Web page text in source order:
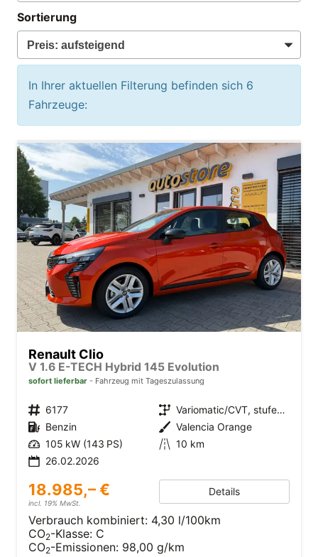
Sortierung
In Ihrer aktuellen Filterung befinden sich 6
Fahrzeuge:
Renault Clio
V 1.6 E-TECH Hybrid 145 Evolution
sofort lieferbar Fahrzeug mit Tageszulassung
6177
Variomatic/CVT, stufenlos
Benzin
Valencia Orange
105 kW (143 PS)
10 km
26.02.2026
18.985,– €
incl. 19% MwSt.
Details
Verbrauch kombiniert: 4,30 l/100km
CO2-Klasse: C
CO2-Emissionen: 98,00 g/km